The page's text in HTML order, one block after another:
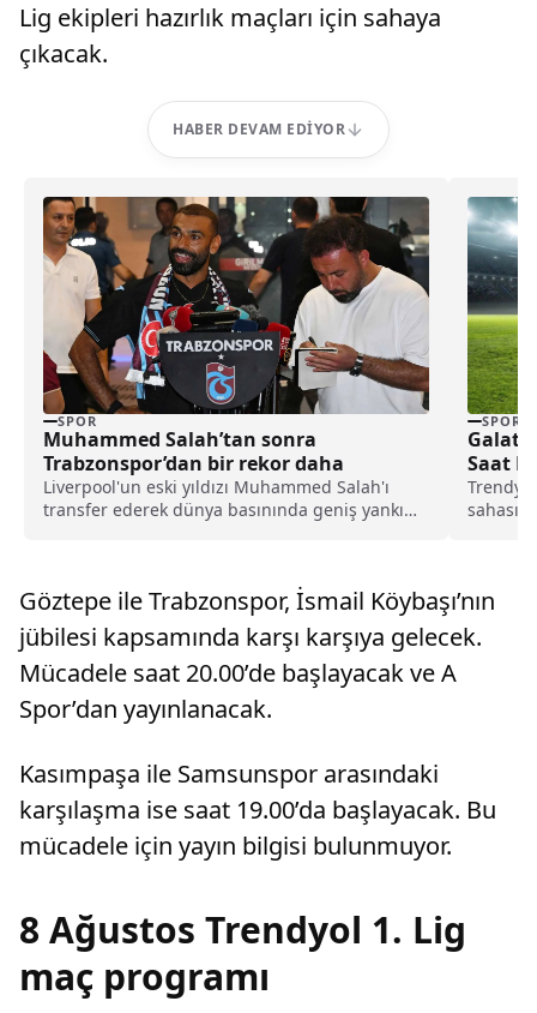
Lig ekipleri hazırlık maçları için sahaya
çıkacak.
HABER DEVAM EDIYOR
SPOR
Muhammed Salah’tan sonra
Trabzonspor’dan bir rekor daha
Liverpool'un eski yıldızı Muhammed Salah'ı
transfer ederek dünya basınında geniş yankı
açıkladı.
SPOR
Saat
Göztepe ile Trabzonspor, İsmail Köybaşı’nın
jübilesi kapsamında karşı karşıya gelecek.
Mücadele saat 20.00’de başlayacak ve A
Spor’dan yayınlanacak.
Kasımpaşa ile Samsunspor arasındaki
karşılaşma ise saat 19.00’da başlayacak. Bu
mücadele için yayın bilgisi bulunmuyor.
8 Ağustos Trendyol 1. Lig
maç programı